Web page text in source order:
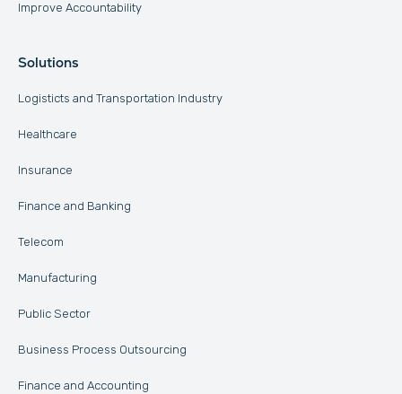
Improve Accountability
Solutions
Logisticts and Transportation Industry
Healthcare
Insurance
Finance and Banking
Telecom
Manufacturing
Public Sector
Business Process Outsourcing
Finance and Accounting